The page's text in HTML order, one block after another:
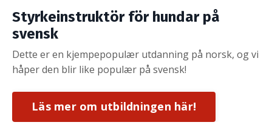
Styrkeinstruktör för hundar på
svensk
Dette er en kjempepopulær utdanning på norsk, og vi
håper den blir like populær på svensk!
Läs mer om utbildningen här!